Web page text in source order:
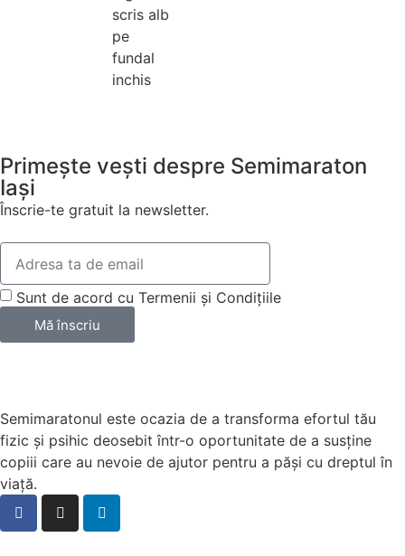
Primește vești despre Semimaraton
Iași
Înscrie-te gratuit la newsletter.
Sunt de acord cu Termenii și Condițiile
Mă înscriu
Semimaratonul este ocazia de a transforma efortul tău
fizic și psihic deosebit într-o oportunitate de a susține
copiii care au nevoie de ajutor pentru a păși cu dreptul în
viață.